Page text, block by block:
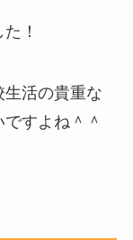
！
活の貴重な
すよね＾＾